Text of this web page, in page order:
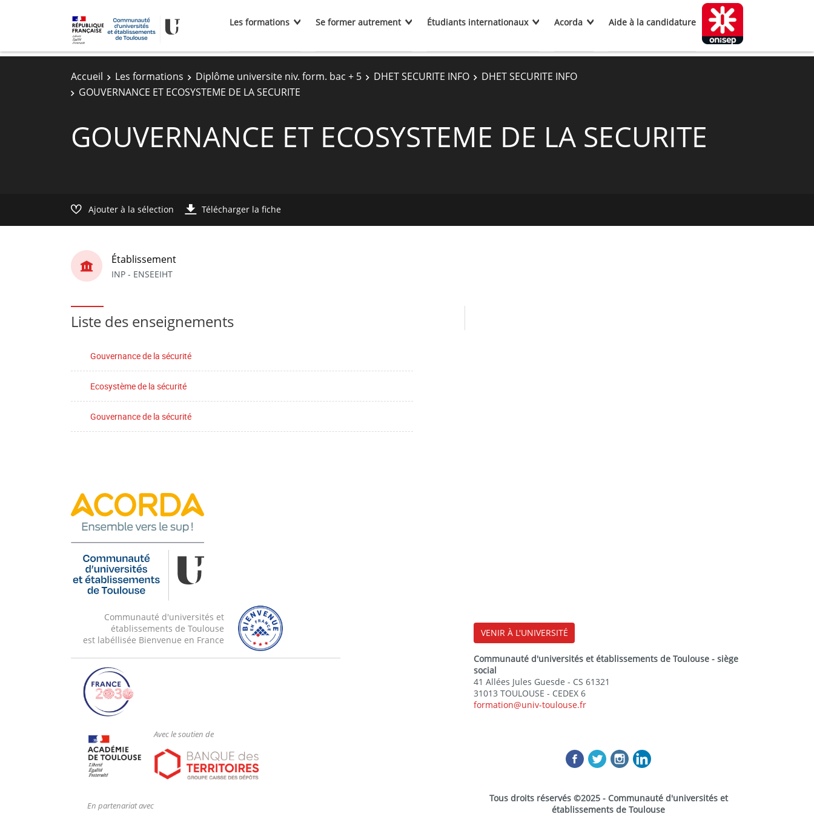
Les formations Se former autrement Étudiants internationaux Acorda Aide à la candidature
Accueil Les formations Diplôme universite niv. form. bac + 5 DHET SECURITE INFO
DHET SECURITE INFO
GOUVERNANCE ET ECOSYSTEME DE LA SECURITE
GOUVERNANCE ET ECOSYSTEME DE LA SECURITE
Ajouter à la sélection Télécharger la fiche
Établissement
INP - ENSEEIHT
Liste des enseignements
Gouvernance de la sécurité
Ecosystème de la sécurité
Gouvernance de la sécurité
Communauté d'universités et
établissements de Toulouse
est labéllisée Bienvenue en France
Avec le soutien de
En partenariat avec
VENIR À L'UNIVERSITÉ
Communauté d'universités et établissements de Toulouse - siège
social
41 Allées Jules Guesde - CS 61321
31013 TOULOUSE - CEDEX 6
formation@univ-toulouse.fr
Tous droits réservés ©2025 - Communauté d'universités et
établissements de Toulouse